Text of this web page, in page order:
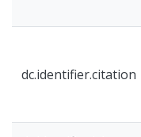
dc.identifier.citation